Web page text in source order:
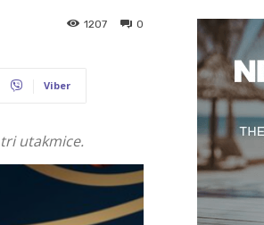
0
1207
Viber
utakmice.